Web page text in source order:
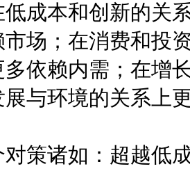
成本和创新的关
市场；在消费和投
多依赖内需；在增
展与环境的关系上
诸如：超越低成